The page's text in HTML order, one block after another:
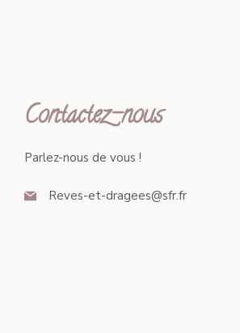
Contactez-nous
Parlez-nous de vous !
Reves-et-dragees@sfr.fr